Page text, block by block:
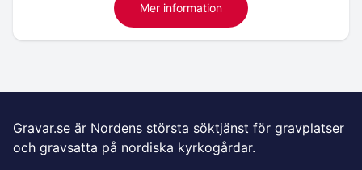
Mer information
Gravar.se är Nordens största söktjänst för gravplatser
och gravsatta på nordiska kyrkogårdar.